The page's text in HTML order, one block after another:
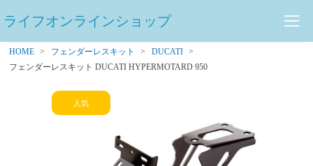
ライフオンラインショップ
HOME フェンダーレスキット
DUCATI
フェンダーレスキット DUCATI HYPERMOTARD 950